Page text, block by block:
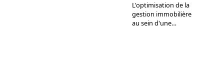
L'optimisation de la
gestion immobilière
au sein d'une…